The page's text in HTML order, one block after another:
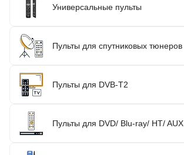
Универсальные пульты
Пульты для спутниковых тюнеров
Пульты для DVB-T2
Пульты для DVD/ Blu-ray/ HT/ AUX